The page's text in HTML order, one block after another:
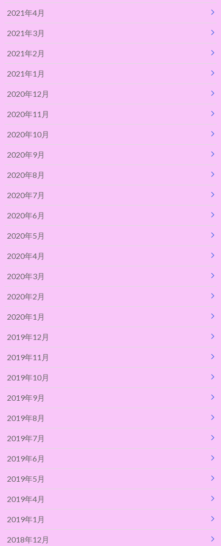
2021年4月
2021年3月
2021年2月
2021年1月
2020年12月
2020年11月
2020年10月
2020年9月
2020年8月
2020年7月
2020年6月
2020年5月
2020年4月
2020年3月
2020年2月
2020年1月
2019年12月
2019年11月
2019年10月
2019年9月
2019年8月
2019年7月
2019年6月
2019年5月
2019年4月
2019年1月
2018年12月